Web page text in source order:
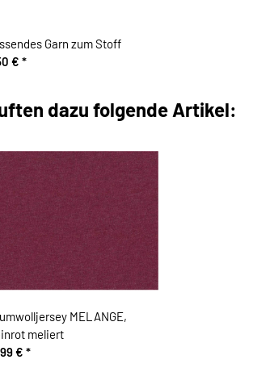
Garn zum Stoff
€ *
dazu folgende Artikel:
MELANGE,
meliert
€ *